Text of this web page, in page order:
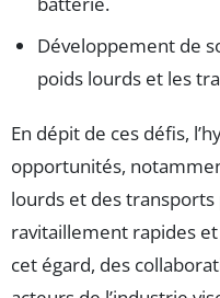
Développement de
poids lourds et les
En dépit de ces défis,
opportunités,
lourds et des transports
ravitaillement rapides
cet égard, des